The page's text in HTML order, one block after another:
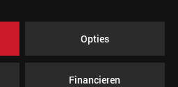
Opties
Financieren